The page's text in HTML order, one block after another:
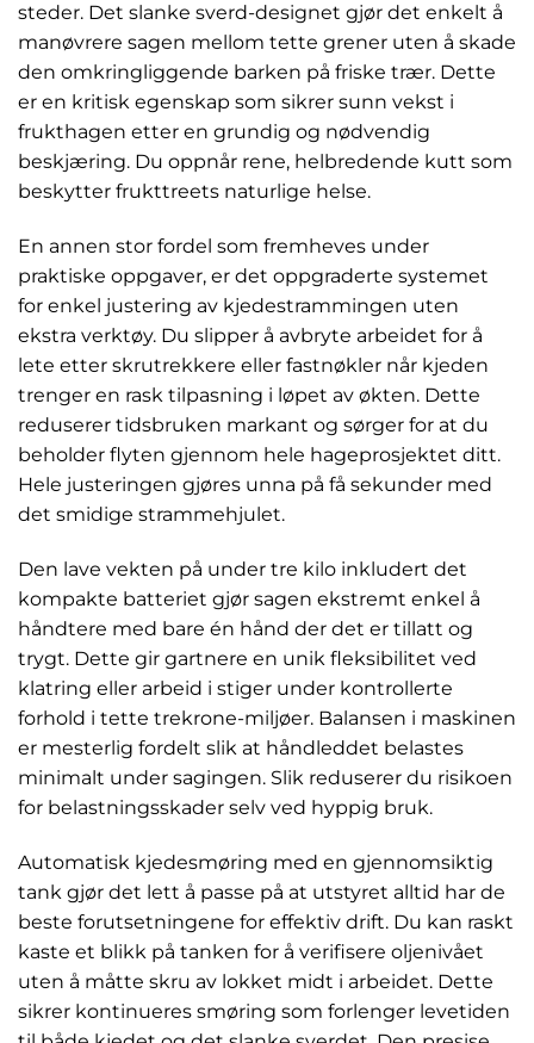
steder. Det slanke sverd-designet gjør det enkelt å
manøvrere sagen mellom tette grener uten å skade
den omkringliggende barken på friske trær. Dette
er en kritisk egenskap som sikrer sunn vekst i
frukthagen etter en grundig og nødvendig
beskjæring. Du oppnår rene, helbredende kutt som
beskytter frukttreets naturlige helse.
En annen stor fordel som fremheves under
praktiske oppgaver, er det oppgraderte systemet
for enkel justering av kjedestrammingen uten
ekstra verktøy. Du slipper å avbryte arbeidet for å
lete etter skrutrekkere eller fastnøkler når kjeden
trenger en rask tilpasning i løpet av økten. Dette
reduserer tidsbruken markant og sørger for at du
beholder flyten gjennom hele hageprosjektet ditt.
Hele justeringen gjøres unna på få sekunder med
det smidige strammehjulet.
Den lave vekten på under tre kilo inkludert det
kompakte batteriet gjør sagen ekstremt enkel å
håndtere med bare én hånd der det er tillatt og
trygt. Dette gir gartnere en unik fleksibilitet ved
klatring eller arbeid i stiger under kontrollerte
forhold i tette trekrone-miljøer. Balansen i maskinen
er mesterlig fordelt slik at håndleddet belastes
minimalt under sagingen. Slik reduserer du risikoen
for belastningsskader selv ved hyppig bruk.
Automatisk kjedesmøring med en gjennomsiktig
tank gjør det lett å passe på at utstyret alltid har de
beste forutsetningene for effektiv drift. Du kan raskt
kaste et blikk på tanken for å verifisere oljenivået
uten å måtte skru av lokket midt i arbeidet. Dette
sikrer kontinueres smøring som forlenger levetiden